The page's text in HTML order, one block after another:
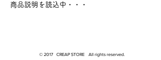
商品説明を読込中・・・
© 2017 CREAP STORE All rights reserved.